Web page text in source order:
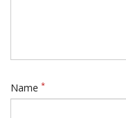
Name *